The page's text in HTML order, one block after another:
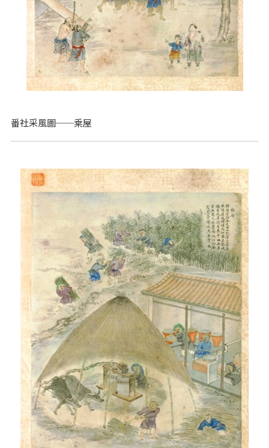
番社采風圖──乘屋